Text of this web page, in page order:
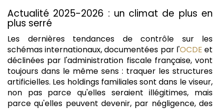
Actualité 2025-2026 : un climat de plus en
plus serré
Les dernières tendances de contrôle sur les
schémas internationaux, documentées par l'OCDE et
déclinées par l'administration fiscale française, vont
toujours dans le même sens : traquer les structures
artificielles. Les holdings familiales sont dans le viseur,
non pas parce qu'elles seraient illégitimes, mais
parce qu'elles peuvent devenir, par négligence, des